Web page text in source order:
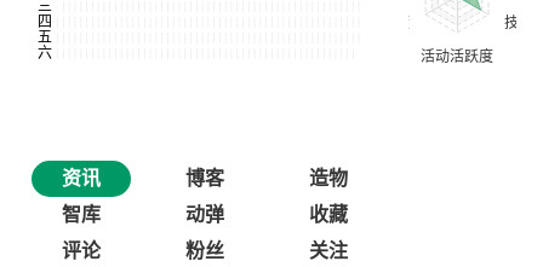
资讯 博客
造物
智库
动弹
收藏
评论
粉丝 关注